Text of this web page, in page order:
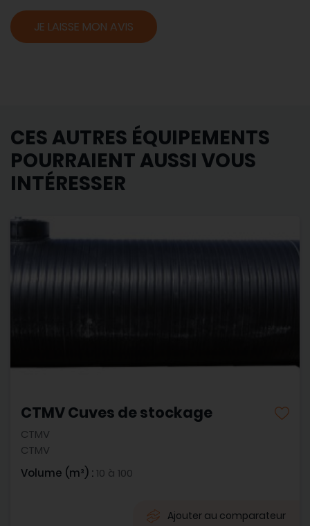
JE LAISSE MON AVIS
CES AUTRES ÉQUIPEMENTS
POURRAIENT AUSSI VOUS
INTÉRESSER
CTMV Cuves de stockage
CTMV
CTMV
Volume (m³) :10 à 100
Ajouter au comparateur